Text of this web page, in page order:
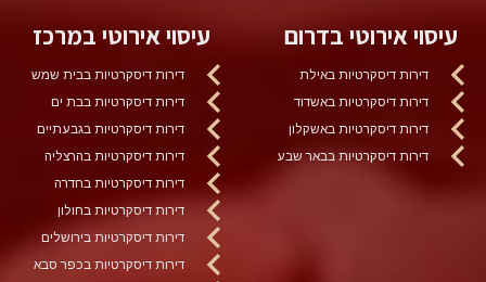
עיסוי אירוטי בדרום
דירות דיסקרטיות באילת
דירות דיסקרטיות באשדוד
דירות דיסקרטיות באשקלון
דירות דיסקרטיות בבאר שבע
עיסוי אירוטי במרכז
דירות דיסקרטיות בבית שמש
דירות דיסקרטיות בבת ים
דירות דיסקרטיות בגבעתיים
דירות דיסקרטיות בהרצליה
דירות דיסקרטיות בחדרה
דירות דיסקרטיות בחולון
דירות דיסקרטיות בירושלים
דירות דיסקרטיות בכפר סבא